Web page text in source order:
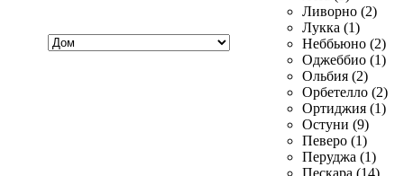
Ливорно (2)
Лукка (1)
Неббьюно (2)
Оджеббио (1)
Ольбия (2)
Орбетелло (2)
Ортиджия (1)
Остуни (9)
Певеро (1)
Перуджа (1)
Пескара (14)